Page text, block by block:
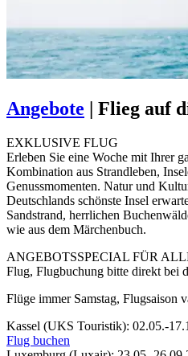
Angebote | Flieg auf
EXKLUSIVE FLUG
Erleben Sie eine Woche mit Ihrer
Kombination aus Strandleben,
Genussmomenten. Natur und
Deutschlands schönste Insel
Sandstrand, herrlichen
wie aus dem Märchenbuch.
ANGEBOTSSPECIAL FÜR
Flug, Flugbuchung bitte direkt bei
Flüge immer Samstag, Flugsaison
Kassel (UKS Touristik): 02.05.-
Flug buchen